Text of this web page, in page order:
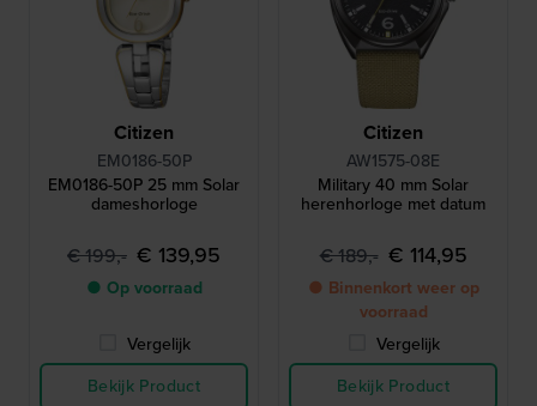
Citizen
EM0186-50P
EM0186-50P 25 mm Solar
dameshorloge
€ 199,- € 139,95
● Op voorraad
Vergelijk
Bekijk Product
Citizen
AW1575-08E
Military 40 mm Solar
herenhorloge met datum
€ 189,- € 114,95
● Binnenkort weer op
voorraad
Vergelijk
Bekijk Product